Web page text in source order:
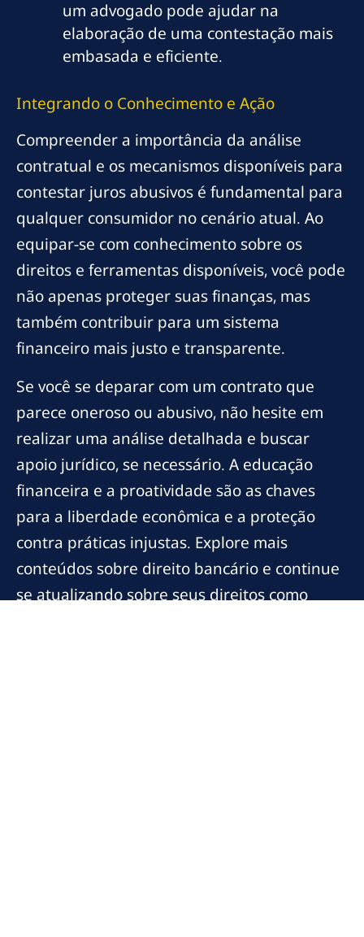
um advogado pode ajudar na
elaboração de uma contestação mais
embasada e eficiente.
Integrando o Conhecimento e Ação
Compreender a importância da análise
contratual e os mecanismos disponíveis para
contestar juros abusivos é fundamental para
qualquer consumidor no cenário atual. Ao
equipar-se com conhecimento sobre os
direitos e ferramentas disponíveis, você pode
não apenas proteger suas finanças, mas
também contribuir para um sistema
financeiro mais justo e transparente.
Se você se deparar com um contrato que
parece oneroso ou abusivo, não hesite em
realizar uma análise detalhada e buscar
apoio jurídico, se necessário. A educação
financeira e a proatividade são as chaves
para a liberdade econômica e a proteção
contra práticas injustas. Explore mais
conteúdos sobre direito bancário e continue
se atualizando sobre seus direitos como